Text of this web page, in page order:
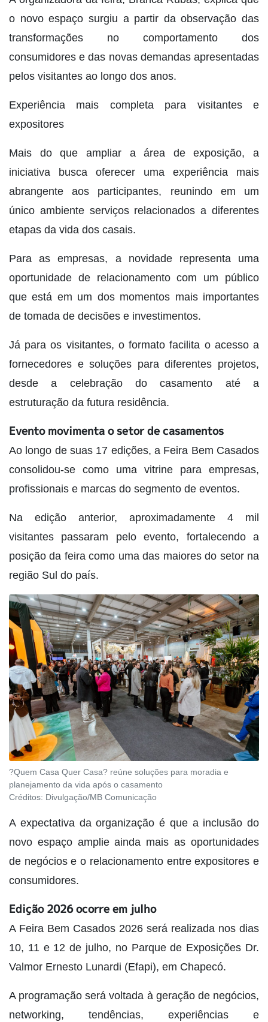
o novo espaço surgiu a partir da observação das
transformações no comportamento dos
consumidores e das novas demandas apresentadas
pelos visitantes ao longo dos anos.
Experiência mais completa para visitantes e
expositores
Mais do que ampliar a área de exposição, a
iniciativa busca oferecer uma experiência mais
abrangente aos participantes, reunindo em um
único ambiente serviços relacionados a diferentes
etapas da vida dos casais.
Para as empresas, a novidade representa uma
oportunidade de relacionamento com um público
que está em um dos momentos mais importantes
de tomada de decisões e investimentos.
Já para os visitantes, o formato facilita o acesso a
fornecedores e soluções para diferentes projetos,
desde a celebração do casamento até a
estruturação da futura residência.
Evento movimenta o setor de casamentos
Ao longo de suas 17 edições, a Feira Bem Casados
consolidou-se como uma vitrine para empresas,
profissionais e marcas do segmento de eventos.
Na edição anterior, aproximadamente 4 mil
visitantes passaram pelo evento, fortalecendo a
posição da feira como uma das maiores do setor na
região Sul do país.
?Quem Casa Quer Casa? reúne soluções para moradia e
planejamento da vida após o casamento
Créditos: Divulgação/MB Comunicação
A expectativa da organização é que a inclusão do
novo espaço amplie ainda mais as oportunidades
de negócios e o relacionamento entre expositores e
consumidores.
Edição 2026 ocorre em julho
A Feira Bem Casados 2026 será realizada nos dias
10, 11 e 12 de julho, no Parque de Exposições Dr.
Valmor Ernesto Lunardi (Efapi), em Chapecó.
A programação será voltada à geração de negócios,
networking, tendências, experiências e